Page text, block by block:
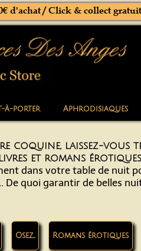
à-porter Aphrodisiaques
d'achat / Click & collect gratuit
coquine, laissez-vous
et romans
dans votre table de nuit
quoi garantir de belles
Osez... Romans érotiques